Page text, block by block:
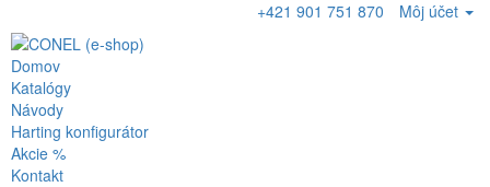
+421 901 751 870 Môj účet
Domov
Katalógy
Návody
Harting konfigurátor
Akcie %
Kontakt